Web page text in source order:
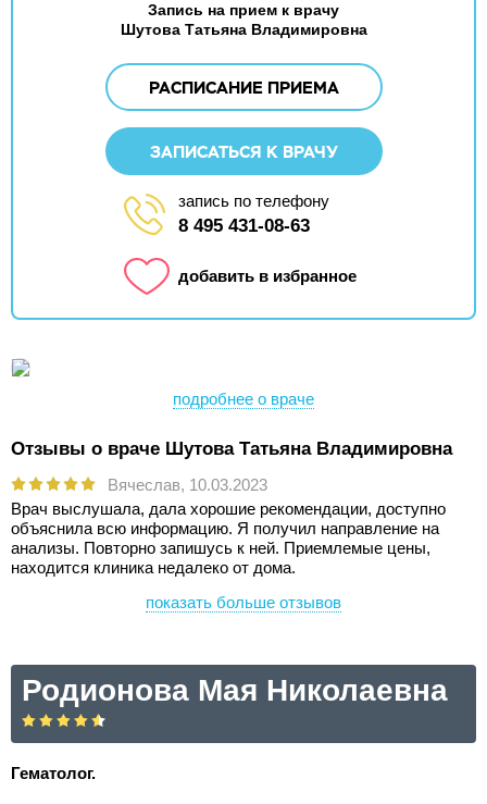
Запись на прием к врачу
Шутова Татьяна Владимировна
РАСПИСАНИЕ ПРИЕМА
ЗАПИСАТЬСЯ К ВРАЧУ
запись по телефону
8 495 431-08-63
добавить в избранное
подробнее о враче
Отзывы о враче Шутова Татьяна Владимировна
Вячеслав, 10.03.2023
Врач выслушала, дала хорошие рекомендации, доступно
объяснила всю информацию. Я получил направление на
анализы. Повторно запишусь к ней. Приемлемые цены,
находится клиника недалеко от дома.
показать больше отзывов
Родионова Мая Николаевна
Гематолог.